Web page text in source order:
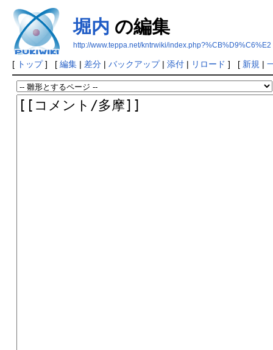
堀内 の編集
http://www.teppa.net/kntrwiki/index.php?%CB%D9%C6%E2
[ トップ] [ 編集| 差分| バックアップ| 添付| リロード ] [ 新規 |